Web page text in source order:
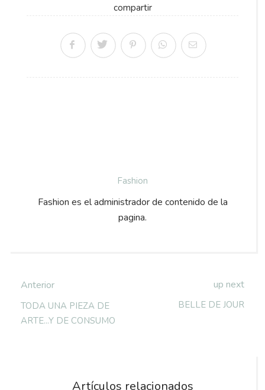
compartir
Fashion
Fashion es el administrador de contenido de la
pagina.
Anterior
TODA UNA PIEZA DE
ARTE...Y DE CONSUMO
up next
BELLE DE JOUR
Artículos relacionados